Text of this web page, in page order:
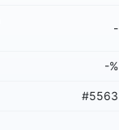
-
-%
#5563